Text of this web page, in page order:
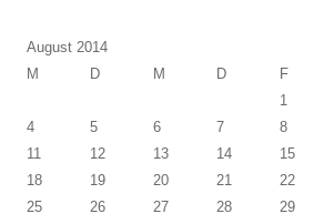
August 2014
M
D M D F
1
4
5 6 7 8
11
12 13 14 15
18
19 20 21 22
25
26 27 28 29